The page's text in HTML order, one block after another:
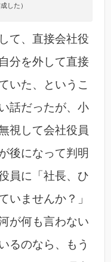
した）
て、直接会社役
分を外して直接
いた、というこ
話だったが、小
視して会社役員
後になって判明
員に「社長、ひ
いませんか？」
が何も言わない
るのなら、もう